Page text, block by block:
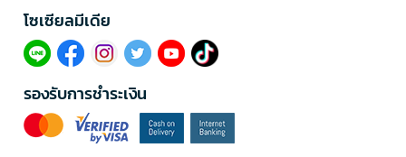
โซเซียลมีเดีย​
รองรับการชำระเงิน